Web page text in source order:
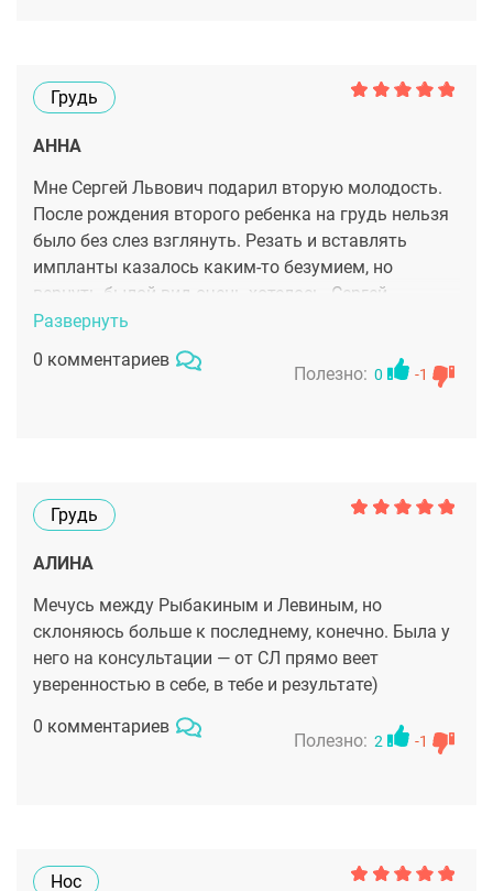
Грудь
АННА
Мне Сергей Львович подарил вторую молодость.
После рождения второго ребенка на грудь нельзя
было без слез взглянуть. Резать и вставлять
импланты казалось каким-то безумием, но
вернуть былой вид очень хотелось. Сергей
Львович сразу расположил к себе, подробно
объяснил, что к чему и внушил в веру в отличный
результат. Так и получилось. Результатом
Развернуть
0 комментариев
Полезно: 0 -1
Грудь
АЛИНА
Мечусь между Рыбакиным и Левиным, но
склоняюсь больше к последнему, конечно. Была у
него на консультации — от СЛ прямо веет
уверенностью в себе, в тебе и результате)
0 комментариев
Полезно: 2 -1
Нос